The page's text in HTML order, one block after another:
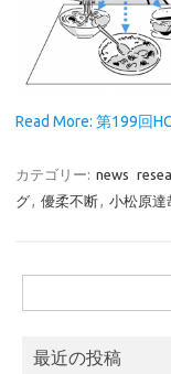
Read More: 第199回
カテゴリー: news
グ, 優柔不断, 小松原達
索:
最近の投稿